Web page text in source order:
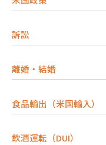
訴訟
離婚・結婚
食品輸出（米国輸入）
飲酒運転（DUI）